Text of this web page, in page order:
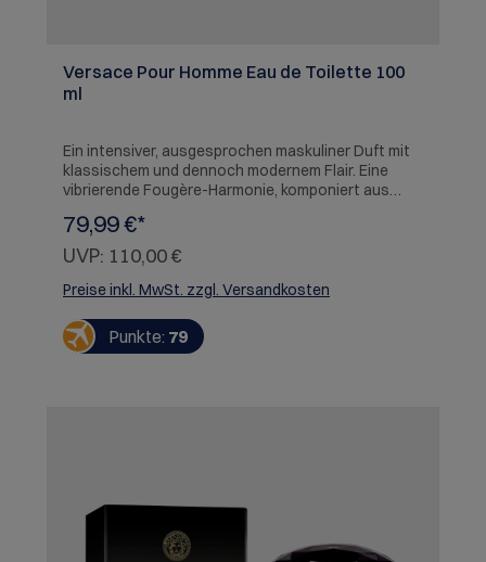
Versace Pour Homme Eau de Toilette 100
ml
Ein intensiver, ausgesprochen maskuliner Duft mit
klassischem und dennoch modernem Flair. Eine
vibrierende Fougère-Harmonie, komponiert aus
79,99 €*
UVP: 110,00 €
Preise inkl. MwSt. zzgl. Versandkosten
Punkte: 79